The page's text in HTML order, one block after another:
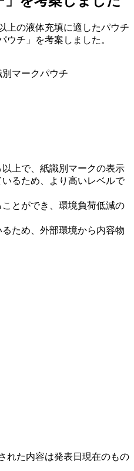
上の液体充填に適したパウチ
ウチ」を考案しました。
上で、紙識別マークの表示
るため、より高いレベルで
とができ、環境負荷低減の
ため、外部環境から内容物
れた内容は発表日現在のもの